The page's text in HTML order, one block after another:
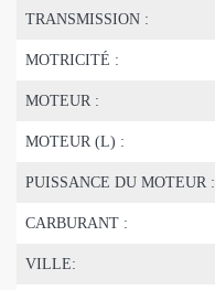
TRANSMISSION :
MOTRICITÉ :
MOTEUR :
MOTEUR (L) :
PUISSANCE DU MOTEUR :
CARBURANT :
VILLE: